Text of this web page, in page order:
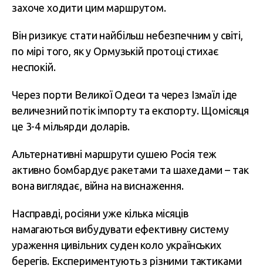
захоче ходити цим маршрутом.
Він ризикує стати найбільш небезпечним у світі,
по мірі того, як у Ормузькій протоці стихає
неспокій.
Через порти Великої Одеси та через Ізмаїл іде
величезний потік імпорту та експорту. Щомісяця
це 3-4 мільярди доларів.
Альтернативні маршрути сушею Росія теж
активно бомбардує ракетами та шахедами – так
вона виглядає, війна на виснаження.
Насправді, росіяни уже кілька місяців
намагаються вибудувати ефективну систему
ураження цивільних суден коло українських
берегів. Експериментують з різними тактиками